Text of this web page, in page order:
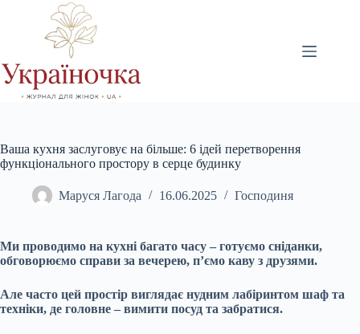
Ваша кухня заслуговує на більше: 6 ідей перетворення
функціонального простору в серце будинку
Маруся Лагода 16.06.2025 Господиня
Ми проводимо на кухні багато часу – готуємо сніданки,
обговорюємо справи за вечерею, п’ємо каву з друзями.
Але часто цей простір виглядає нудним лабіринтом шаф та
техніки, де головне – вимити посуд та забратися.